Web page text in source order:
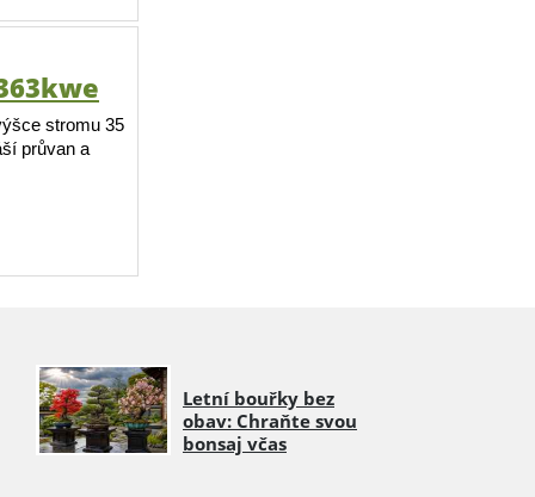
stromu 35
průvan a
Letní bouřky bez
obav: Chraňte svou
bonsaj včas